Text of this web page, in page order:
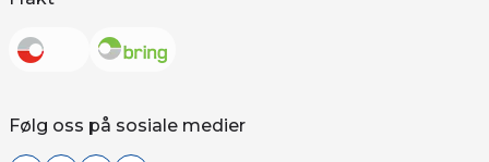
Følg oss på sosiale medier